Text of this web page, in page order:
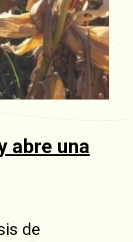
abre una
de